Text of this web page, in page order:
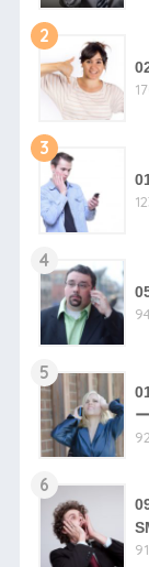
2
3
4
5
ー
6